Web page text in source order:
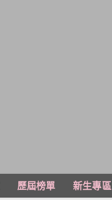
歷屆榜單
新生專區